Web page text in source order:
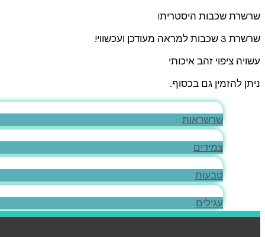
שרשרת שכבות היסטרית!
שרשרת 3 שכבות למראה מעודכן ועכשווי!
עשויה ציפוי זהב איכותי
ניתן להזמין גם בכסוף.
שרשראות
צמידים
טבעות
עגילים